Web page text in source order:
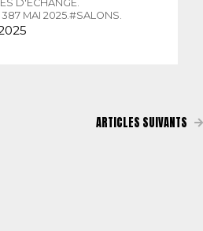
D'ÉCHANGE.
MAI 2025.#SALONS.
ARTICLES SUIVANTS